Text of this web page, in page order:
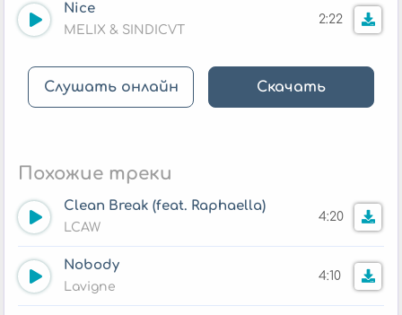
Nice
MELIX & SINDICVT
2:22
Слушать онлайн Скачать
Похожие треки
Clean Break (feat. Raphaella)
LCAW
4:20
Nobody
Lavigne
4:10